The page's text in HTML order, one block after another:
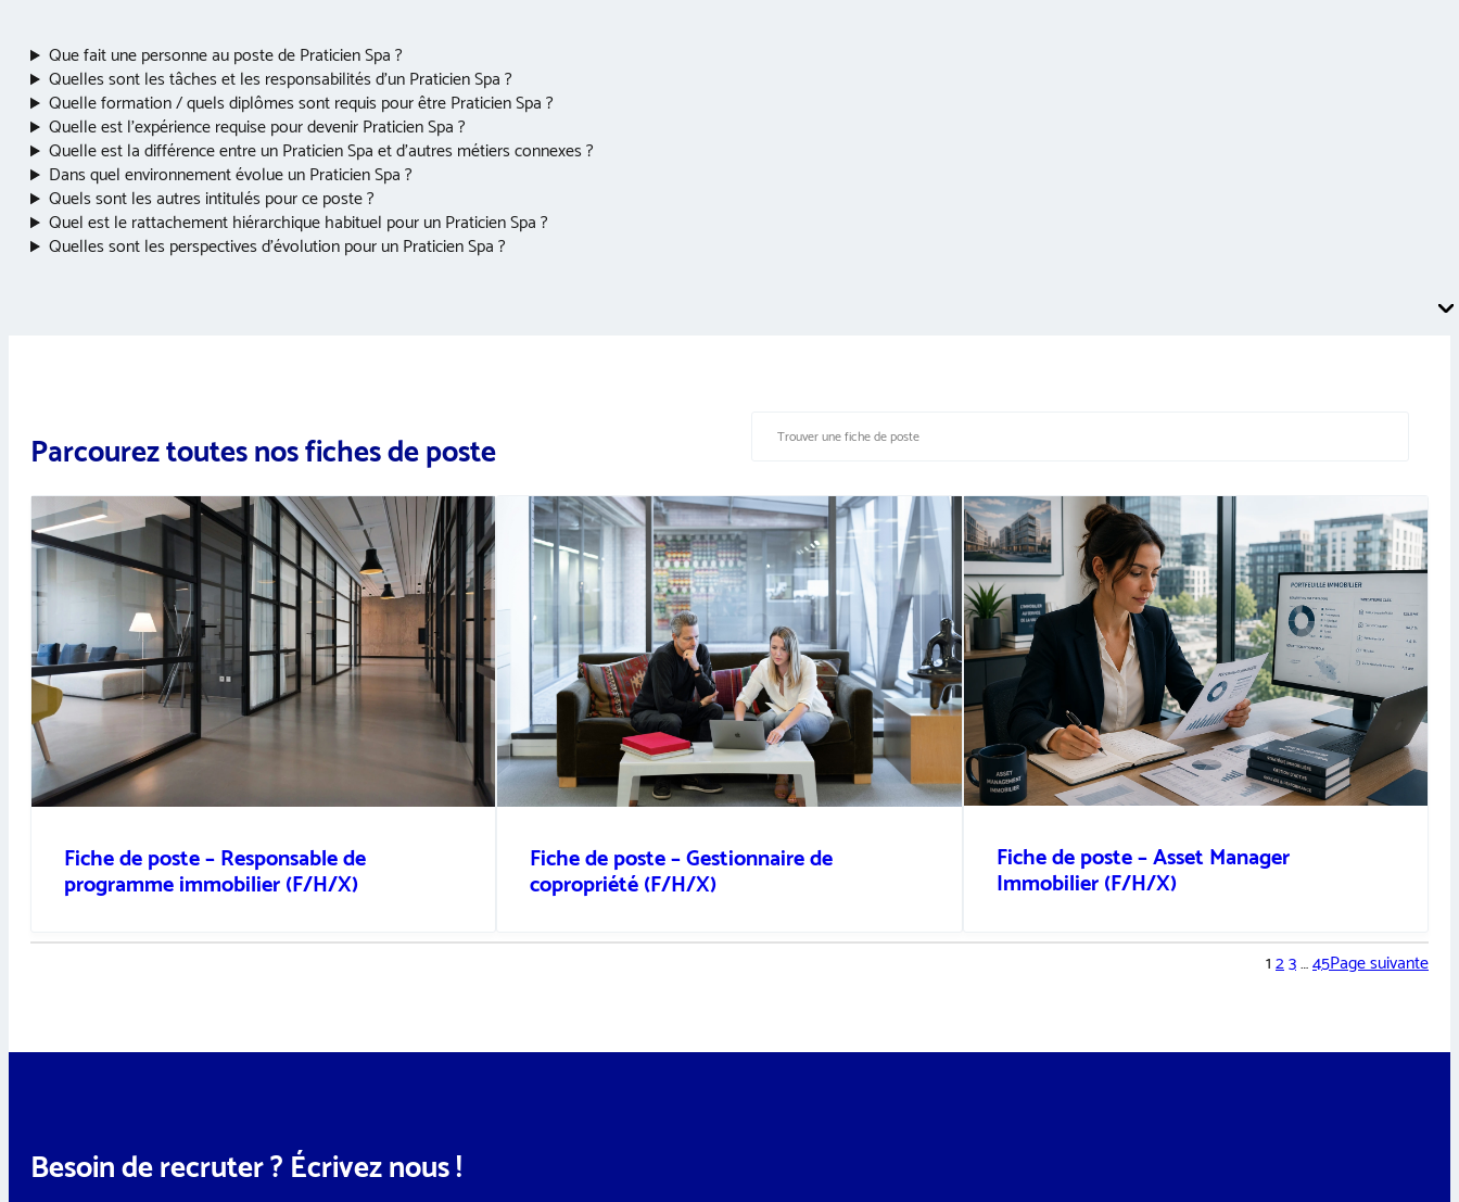
Que fait une personne au poste de Praticien Spa ?
Quelles sont les tâches et les responsabilités d’un Praticien Spa ?
Quelle formation / quels diplômes sont requis pour être Praticien Spa ?
Quelle est l’expérience requise pour devenir Praticien Spa ?
Quelle est la différence entre un Praticien Spa et d’autres métiers connexes ?
Dans quel environnement évolue un Praticien Spa ?
Quels sont les autres intitulés pour ce poste ?
Quel est le rattachement hiérarchique habituel pour un Praticien Spa ?
Quelles sont les perspectives d’évolution pour un Praticien Spa ?
Parcourez toutes nos fiches de poste
Fiche de poste – Responsable de
programme immobilier (F/H/X)
Fiche de poste – Gestionnaire de
copropriété (F/H/X)
Fiche de poste – Asset Manager
Immobilier (F/H/X)
123…45Page suivante
Besoin de recruter ? Écrivez nous !